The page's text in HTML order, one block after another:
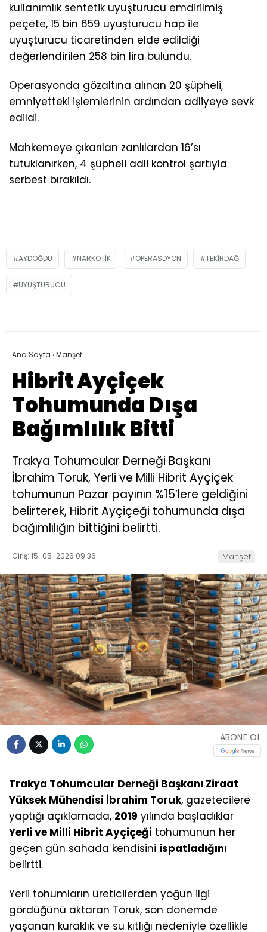
kullanımlık sentetik uyuşturucu emdirilmiş
peçete, 15 bin 659 uyuşturucu hap ile
uyuşturucu ticaretinden elde edildiği
değerlendirilen 258 bin lira bulundu.
Operasyonda gözaltına alınan 20 şüpheli,
emniyetteki işlemlerinin ardından adliyeye sevk
edildi.
Mahkemeye çıkarılan zanlılardan 16’sı
tutuklanırken, 4 şüpheli adli kontrol şartıyla
serbest bırakıldı.
AYDOĞDU NARKOTIK OPERASDYON TEKIRDAĞ
UYUŞTURUCU
Ana Sayfa ›Manşet
Hibrit Ayçiçek
Tohumunda Dışa
Bağımlılık Bitti
Trakya Tohumcular Derneği Başkanı
İbrahim Toruk, Yerli ve Milli Hibrit Ayçiçek
tohumunun Pazar payının %15’lere geldiğini
belirterek, Hibrit Ayçiçeği tohumunda dışa
bağımlılığın bittiğini belirtti.
Giriş: 15-05-2026 09:36 Manşet
ABONE OL
Trakya Tohumcular Derneği Başkanı Ziraat
Yüksek Mühendisi İbrahim Toruk, gazetecilere
yaptığı açıklamada, 2019 yılında başladıklar
Yerli ve Milli Hibrit Ayçiçeği tohumunun her
geçen gün sahada kendisini ispatladığını
belirtti.
Yerli tohumların üreticilerden yoğun ilgi
gördüğünü aktaran Toruk, son dönemde
yaşanan kuraklık ve su kıtlığı nedeniyle özellikle